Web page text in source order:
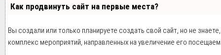
Как продвинуть сайт на первые места?
Вы создали или только планируете создать свой сайт, но не
комплекс мероприятий, направленных на увеличение его